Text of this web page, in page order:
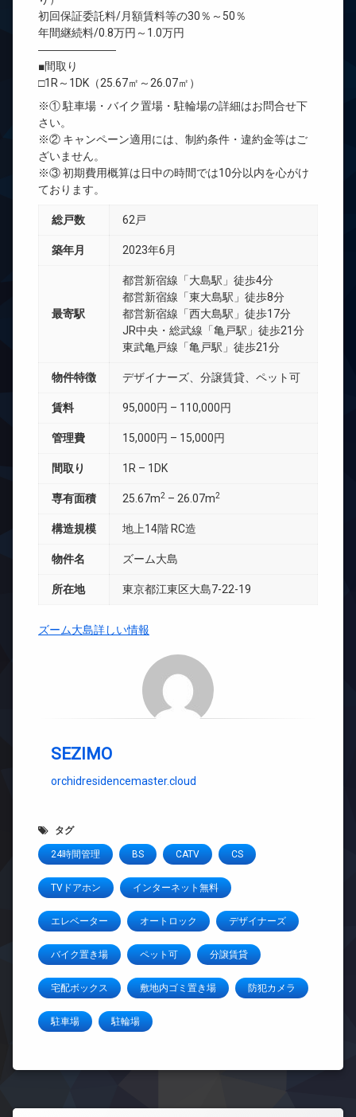
初回保証委託料/月額賃料等の30％～50％
年間継続料/0.8万円～1.0万円
―――――――
■間取り
□1R～1DK（25.67㎡～26.07㎡）
※① 駐車場・バイク置場・駐輪場の詳細はお問合せ下
さい。
※② キャンペーン適用には、制約条件・違約金等はご
ざいません。
※③ 初期費用概算は日中の時間では10分以内を心がけ
ております。
総戸数 62戸
築年月 2023年6月
最寄駅
都営新宿線「大島駅」徒歩4分
都営新宿線「東大島駅」徒歩8分
都営新宿線「西大島駅」徒歩17分
JR中央・総武線「亀戸駅」徒歩21分
東武亀戸線「亀戸駅」徒歩21分
物件特徴 デザイナーズ、分譲賃貸、ペット可
賃料 95,000円 – 110,000円
管理費 15,000円 – 15,000円
間取り 1R – 1DK
専有面積 25.67m2 – 26.07m2
構造規模 地上14階 RC造
物件名 ズーム大島
所在地 東京都江東区大島7-22-19
ズーム大島詳しい情報
SEZIMO
orchidresidencemaster.cloud
タグ
24時間管理 BS CATV CS
TVドアホン インターネット無料
エレベーター オートロック デザイナーズ
バイク置き場 ペット可 分譲賃貸
宅配ボックス 敷地内ゴミ置き場 防犯カメラ
駐車場 駐輪場